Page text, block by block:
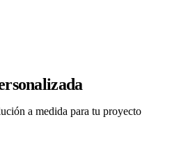
a medida para tu proyecto